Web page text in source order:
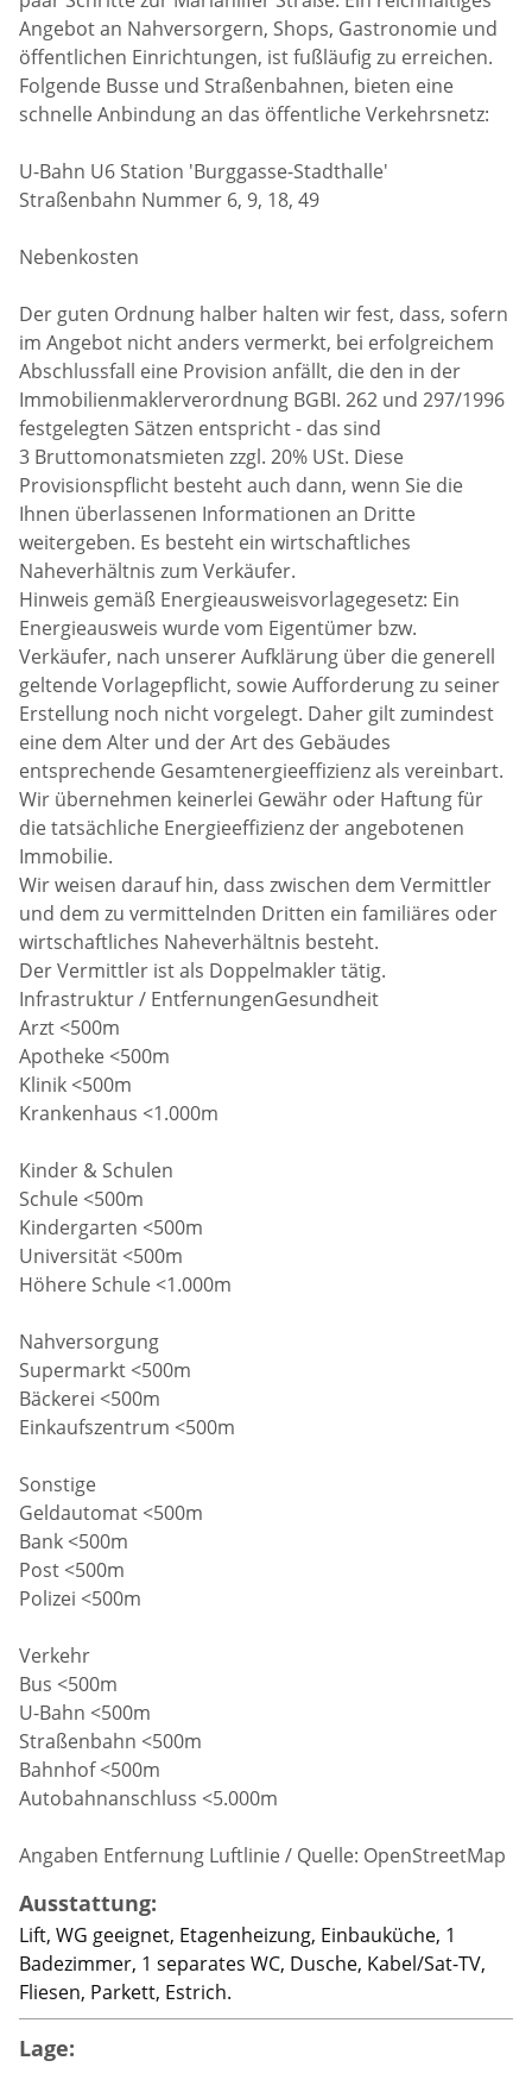
Angebot an Nahversorgern, Shops, Gastronomie und
öffentlichen Einrichtungen, ist fußläufig zu erreichen.
Folgende Busse und Straßenbahnen, bieten eine
schnelle Anbindung an das öffentliche Verkehrsnetz:
U-Bahn U6 Station 'Burggasse-Stadthalle'
Straßenbahn Nummer 6, 9, 18, 49
Nebenkosten
Der guten Ordnung halber halten wir fest, dass, sofern
im Angebot nicht anders vermerkt, bei erfolgreichem
Abschlussfall eine Provision anfällt, die den in der
Immobilienmaklerverordnung BGBI. 262 und 297/1996
festgelegten Sätzen entspricht - das sind
3 Bruttomonatsmieten zzgl. 20% USt. Diese
Provisionspflicht besteht auch dann, wenn Sie die
Ihnen überlassenen Informationen an Dritte
weitergeben. Es besteht ein wirtschaftliches
Naheverhältnis zum Verkäufer.
Hinweis gemäß Energieausweisvorlagegesetz: Ein
Energieausweis wurde vom Eigentümer bzw.
Verkäufer, nach unserer Aufklärung über die generell
geltende Vorlagepflicht, sowie Aufforderung zu seiner
Erstellung noch nicht vorgelegt. Daher gilt zumindest
eine dem Alter und der Art des Gebäudes
entsprechende Gesamtenergieeffizienz als vereinbart.
Wir übernehmen keinerlei Gewähr oder Haftung für
die tatsächliche Energieeffizienz der angebotenen
Immobilie.
Wir weisen darauf hin, dass zwischen dem Vermittler
und dem zu vermittelnden Dritten ein familiäres oder
wirtschaftliches Naheverhältnis besteht.
Der Vermittler ist als Doppelmakler tätig.
Infrastruktur / EntfernungenGesundheit
Arzt <500m
Apotheke <500m
Klinik <500m
Krankenhaus <1.000m
Kinder & Schulen
Schule <500m
Kindergarten <500m
Universität <500m
Höhere Schule <1.000m
Nahversorgung
Supermarkt <500m
Bäckerei <500m
Einkaufszentrum <500m
Sonstige
Geldautomat <500m
Bank <500m
Post <500m
Polizei <500m
Verkehr
Bus <500m
U-Bahn <500m
Straßenbahn <500m
Bahnhof <500m
Autobahnanschluss <5.000m
Angaben Entfernung Luftlinie / Quelle: OpenStreetMap
Ausstattung:
Lift, WG geeignet, Etagenheizung, Einbauküche, 1
Badezimmer, 1 separates WC, Dusche, Kabel/Sat-TV,
Fliesen, Parkett, Estrich.
Lage: